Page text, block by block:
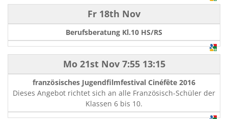
Fr 18th Nov
Berufsberatung Kl.10 HS/RS
Mo 21st Nov7:55 13:15
französisches Jugendfilmfestival Cinéfête 2016
Dieses Angebot richtet sich an alle Französisch-Schüler der
Klassen 6 bis 10.